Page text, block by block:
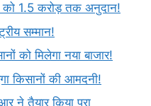
को 1.5 करोड़ तक अनुदान!
सम्मान!
को मिलेगा नया बाजार!
किसानों की आमदनी!
ने तैयार किया पूरा